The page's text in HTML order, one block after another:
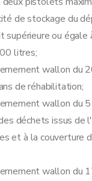
de stockage du
supérieure ou
litres;
wallon du
de réhabilitation;
wallon du
déchets issus de
et à la couverture
wallon du